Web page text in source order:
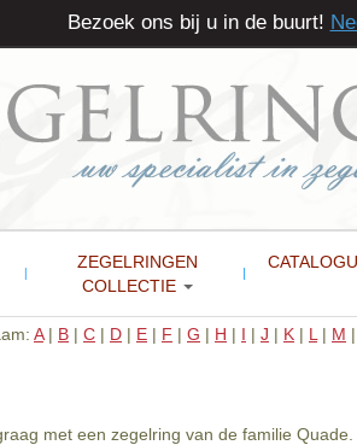
ZEGELRINGEN
COLLECTIE
A| B | C | D | E | F | G | H | I | J | K | L | M |
met een zegelring van de familie
Bezoek ons bij u in de buurt!